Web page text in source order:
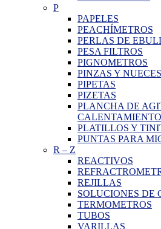
P
PAPELES
PEACHÍMETROS
PERLAS DE
PESA FILTROS
PIGNOMETROS
PINZAS Y NUECES
PIPETAS
PIZETAS
PLANCHA DE
CALENTAMIENTO
PLATILLOS Y
PUNTAS PARA
R – Z
REACTIVOS
REJILLAS
SOLUCIONES DE
TERMOMETROS
TUBOS
VARILLAS